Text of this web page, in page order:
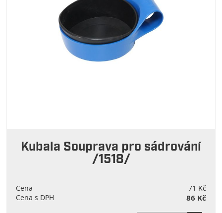
Kubala Souprava pro sádrování
/1518/
Cena
71 Kč
Cena s DPH
86 Kč